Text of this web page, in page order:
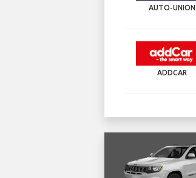
AUTO-UNION
ADDCAR